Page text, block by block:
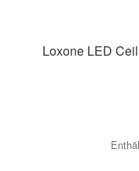
Loxone LED